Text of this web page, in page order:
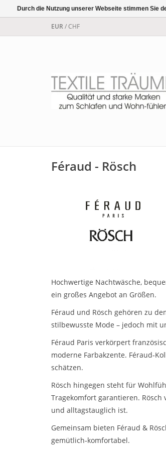
EUR/CHF
Féraud - Rösch
Hochwertige Nachtwäsche,
ein großes Angebot an Größen.
Féraud und Rösch gehören zu
stilbewusste Mode – jedoch mit
Féraud Paris verkörpert
moderne Farbakzente.
schätzen.
Rösch hingegen steht für
Tragekomfort garantieren.
und alltagstauglich ist.
Gemeinsam bieten Féraud &
gemütlich‑komfortabel.
Durch die Nutzung unserer Webseite stimmen Sie